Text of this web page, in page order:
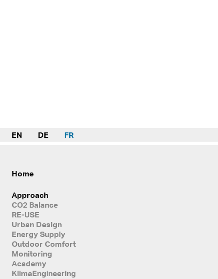
EN DE FR
Home
Approach
CO2 Balance
RE-USE
Urban Design
Energy Supply
Outdoor Comfort
Monitoring
Academy
KlimaEngineering